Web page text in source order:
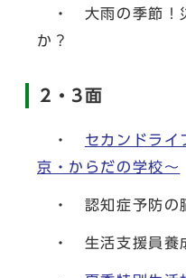
・ 大雨の季節！
か？
2・3面
・ セカンドライ
京・からだの学校～
・ 認知症予防の
・ 生活支援員養